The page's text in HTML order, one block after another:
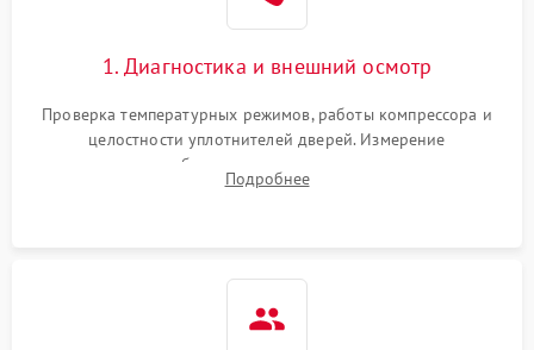
1. Диагностика и внешний осмотр
Проверка температурных режимов, работы компрессора и
целостности уплотнителей дверей. Измерение
сопротивления обмоток мотора, проверка термостата и
считывание кодов ошибок с электронного дисплея.
Подробнее